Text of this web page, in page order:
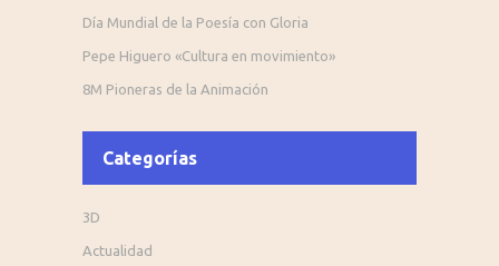
Día Mundial de la Poesía con Gloria
Pepe Higuero «Cultura en movimiento»
8M Pioneras de la Animación
Categorías
3D
Actualidad